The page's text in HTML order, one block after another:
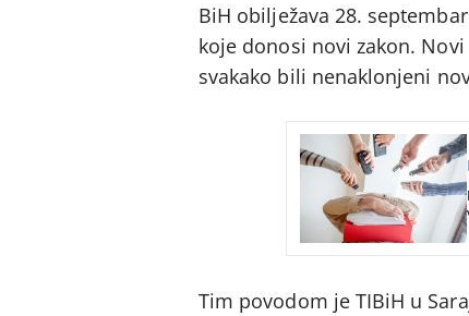
BiH obilježava 28.
koje donosi novi zakon.
svakako bili nenaklonjeni
Tim povodom je TIBiH u